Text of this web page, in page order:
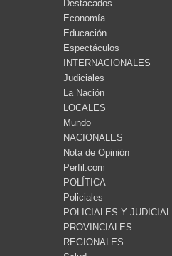
Destacados
Economía
Educación
Espectáculos
INTERNACIONALES
Judiciales
La Nación
LOCALES
Mundo
NACIONALES
Nota de Opinión
Perfil.com
POLÍTICA
Policiales
POLICIALES Y
PROVINCIALES
REGIONALES